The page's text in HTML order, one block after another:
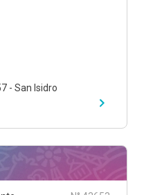
- San Isidro